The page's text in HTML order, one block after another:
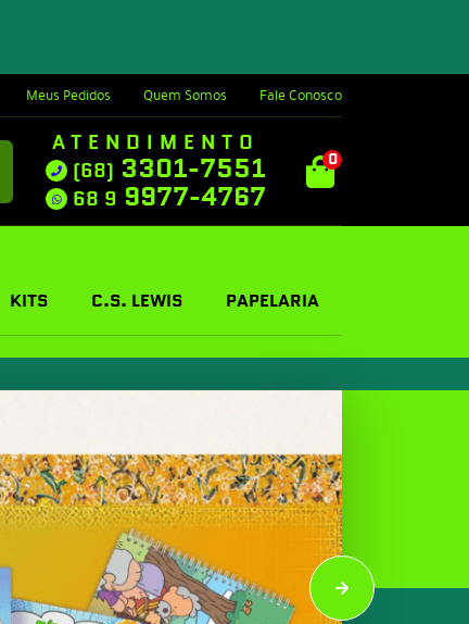
Meus Pedidos Quem Somos Fale Conosco
ATENDIMENTO
(68) 3301-7551
68 9 9977-4767
0
KITS C.S. LEWIS PAPELARIA